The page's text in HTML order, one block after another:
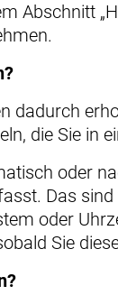
Abschnitt
dadurch
die Sie in
oder
Das
oder
Sie